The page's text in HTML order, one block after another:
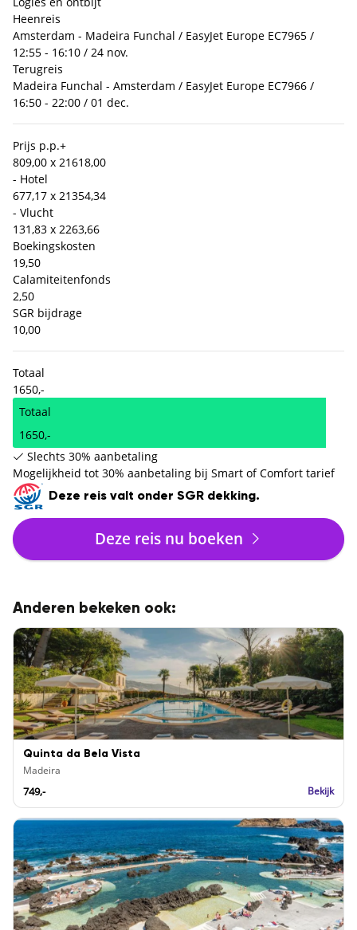
Heenreis
Amsterdam - Madeira Funchal / EasyJet Europe EC7965 /
12:55 - 16:10 / 24 nov.
Terugreis
Madeira Funchal - Amsterdam / EasyJet Europe EC7966 /
16:50 - 22:00 / 01 dec.
Prijs p.p.+
809,00 x 21618,00
- Hotel
677,17 x 21354,34
- Vlucht
131,83 x 2263,66
Boekingskosten
19,50
Calamiteitenfonds
2,50
SGR bijdrage
10,00
Totaal
1650,-
Totaal
1650,-
Slechts 30% aanbetaling
Mogelijkheid tot 30% aanbetaling bij Smart of Comfort tarief
Deze reis valt onder SGR dekking.
Deze reis nu boeken
Anderen bekeken ook:
Quinta da Bela Vista
Madeira
749,- Bekijk